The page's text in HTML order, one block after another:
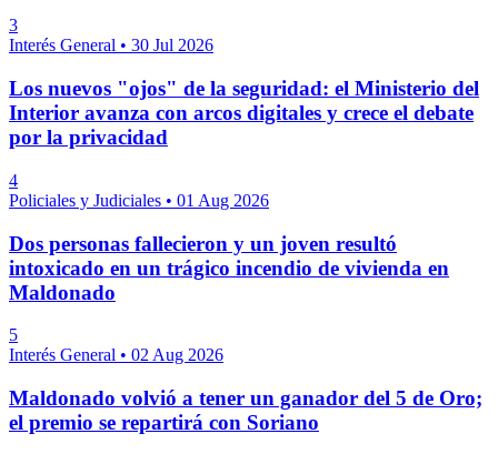
3
Interés General • 30 Jul 2026
Los nuevos "ojos" de la seguridad: el Ministerio del
Interior avanza con arcos digitales y crece el debate
por la privacidad
4
Policiales y Judiciales • 01 Aug 2026
Dos personas fallecieron y un joven resultó
intoxicado en un trágico incendio de vivienda en
Maldonado
5
Interés General • 02 Aug 2026
Maldonado volvió a tener un ganador del 5 de Oro;
el premio se repartirá con Soriano